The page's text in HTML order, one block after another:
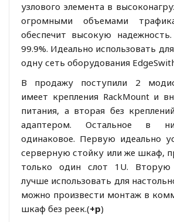
узлового элемента в
огромными объемами
обеспечит высокую
99.9%. Идеально использовать
одну сеть оборудования
В продажу поступили 2
имеет крепления RackMount и
питания, а вторая без
адаптером. Остальное в
одинаковое. Первую идеально
серверную стойку или же шкаф,
только один слот 1U.
лучше использовать для
можно произвести монтаж в
шкаф без реек.(+р)